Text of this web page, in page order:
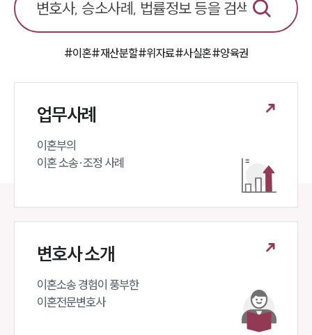
#이혼#재산분할#위자료#사실혼#양육권
업무사례
이혼부의
이혼 소송·조정 사례
변호사 소개
이혼소송 경험이 풍부한
이혼전문변호사